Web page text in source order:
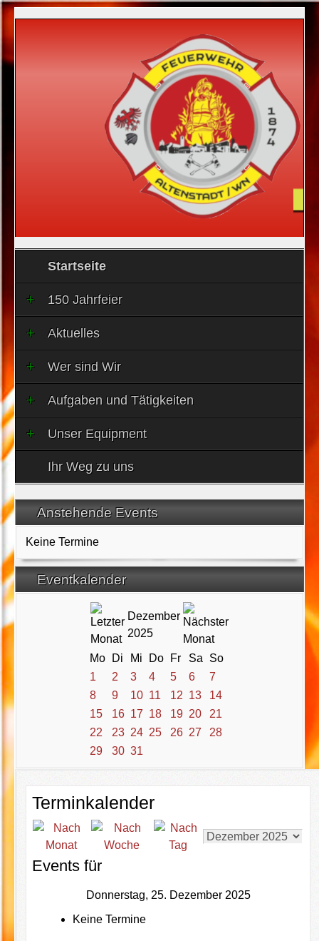
Startseite
150 Jahrfeier
Aktuelles
Wer sind Wir
Aufgaben und Tätigkeiten
Unser Equipment
Ihr Weg zu uns
Anstehende Events
Keine Termine
Eventkalender
Dezember
2025
Mo Di Mi Do Fr Sa
So
1
2 3 4 5 6
7
8
9 10 11 12 13
14
15
16 17 18 19 20
21
22
23 24 25 26 27
28
29
30 31
Terminkalender
Events für
Donnerstag, 25. Dezember 2025
Keine Termine